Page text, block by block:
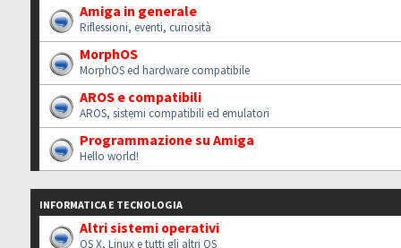
Amiga in generale
Riflessioni, eventi, curiosità
MorphOS
MorphOS ed hardware compatibile
AROS e compatibili
AROS, sistemi compatibili ed emulatori
Programmazione su Amiga
Hello world!
INFORMATICA E TECNOLOGIA
Altri sistemi operativi
OS X, Linux e tutti gli altri OS